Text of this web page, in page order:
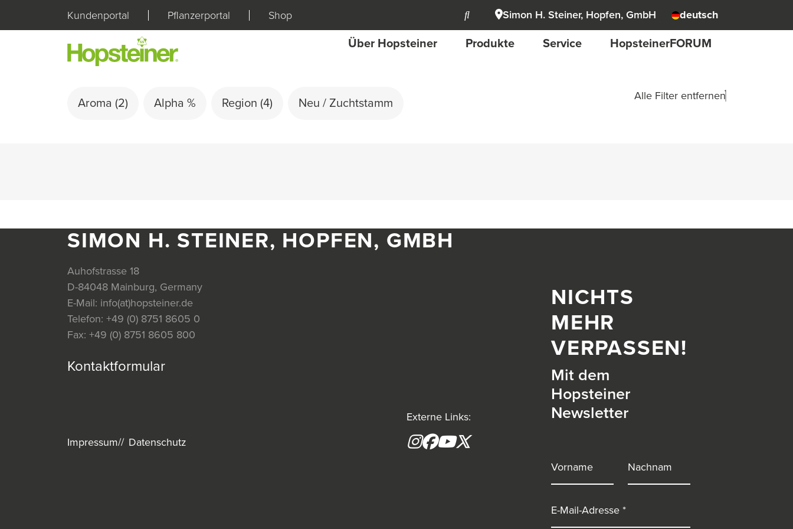
Kundenportal Pflanzerportal Shop Simon H. Steiner, Hopfen, GmbH deutsch
Über Hopsteiner Produkte Service HopsteinerFORUM
Aroma (2) Alpha % Region (4) Neu / Zuchtstamm
Alle Filter entfernen
SIMON H. STEINER, HOPFEN, GMBH
Auhofstrasse 18
D-84048 Mainburg, Germany
E-Mail: info(at)hopsteiner.de
Telefon: +49 (0) 8751 8605 0
Fax: +49 (0) 8751 8605 800
Kontaktformular
Externe Links:
Instagram
Facebook
YouTube
Impressum Datenschutz
NICHTS
MEHR
VERPASSEN!
Mit dem
Hopsteiner
Newsletter